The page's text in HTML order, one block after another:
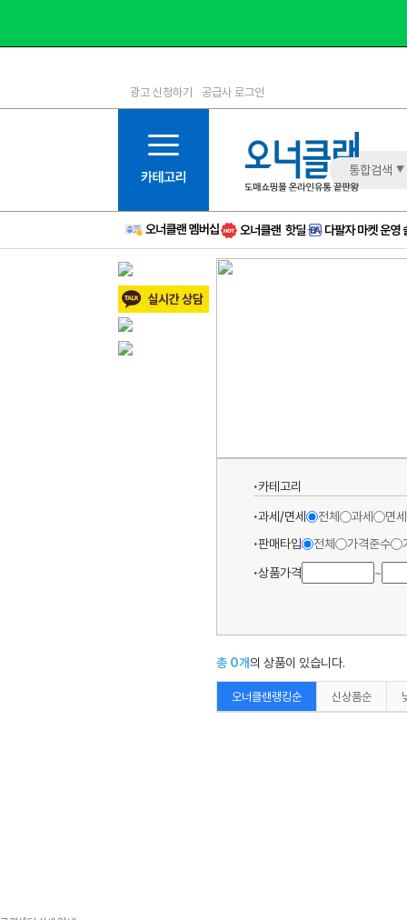
1등급
6등급
11등급
12등급
15등급
16등급
17등급
신규
주의
BAD
광고 신청하기 공급사 로그인
통합검색
카테고리
과세/면세
전체 과세
면세
판매타입
전체 가격준수
상품가격
~
총 0개의 상품이 있습니다.
오너클랜랭킹순 신상품순